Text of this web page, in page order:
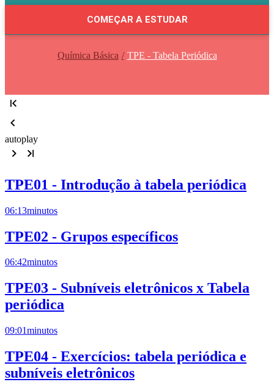
COMEÇAR A ESTUDAR
Química Básica TPE - Tabela Periódica
autoplay
TPE01 - Introdução à tabela periódica
06:13minutos
TPE02 - Grupos específicos
06:42minutos
TPE03 - Subníveis eletrônicos x Tabela
periódica
09:01minutos
TPE04 - Exercícios: tabela periódica e
subníveis eletrônicos